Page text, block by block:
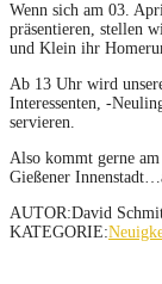
Wenn sich am 03.
präsentieren, stellen
und Klein ihr
Ab 13 Uhr wird
Interessenten, -
servieren.
Also kommt gerne
Gießener
AUTOR:David
KATEGORIE: